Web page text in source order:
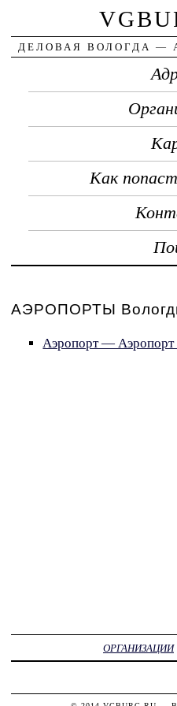
ДЕЛОВАЯ ВОЛОГДА —
Как
АЭРОПОРТЫ
Аэропорт — Аэропорт
ОРГАНИЗАЦИИ